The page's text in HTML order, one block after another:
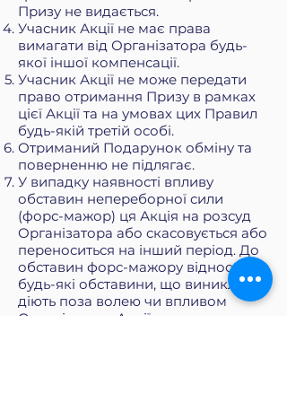
Призу не видається.
Учасник Акції не має права
вимагати від Організатора будь-
якої іншої компенсації.
Учасник Акції не може передати
право отримання Призу в рамках
цієї Акції та на умовах цих Правил
будь-якій третій особі.
Отриманий Подарунок обміну та
поверненню не підлягає.
У випадку наявності впливу
обставин непереборної сили
(форс-мажор) ця Акція на розсуд
Організатора або скасовується або
переноситься на інший період. До
обставин форс-мажору відносяться
будь-які обставини, що виникли,
діють поза волею чи впливом
Організатора Акції.